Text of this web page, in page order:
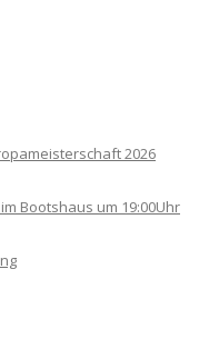
2026
Bootshaus um 19:00Uhr